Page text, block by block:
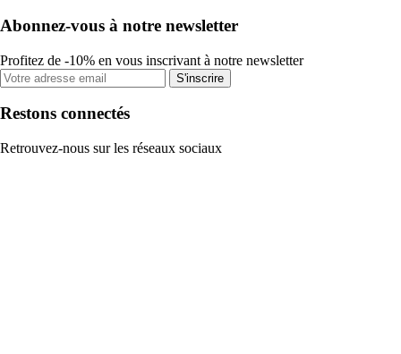
Abonnez-vous à notre newsletter
Profitez de -10% en vous inscrivant à notre newsletter
S'inscrire
Restons connectés
Retrouvez-nous sur les réseaux sociaux